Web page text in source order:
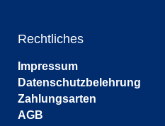
Rechtliches
Impressum
Datenschutzbelehrung
Zahlungsarten
AGB